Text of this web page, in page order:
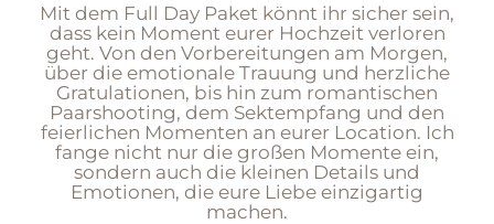
Mit dem Full Day Paket könnt ihr sicher sein,
dass kein Moment eurer Hochzeit verloren
geht. Von den Vorbereitungen am Morgen,
über die emotionale Trauung und herzliche
Gratulationen, bis hin zum romantischen
Paarshooting, dem Sektempfang und den
feierlichen Momenten an eurer Location. Ich
fange nicht nur die großen Momente ein,
sondern auch die kleinen Details und
Emotionen, die eure Liebe einzigartig
machen.